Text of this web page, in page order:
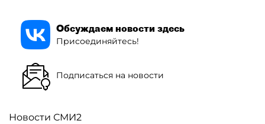
Обсуждаем новости здесь
Присоединяйтесь!
Подписаться на новости
Новости СМИ2